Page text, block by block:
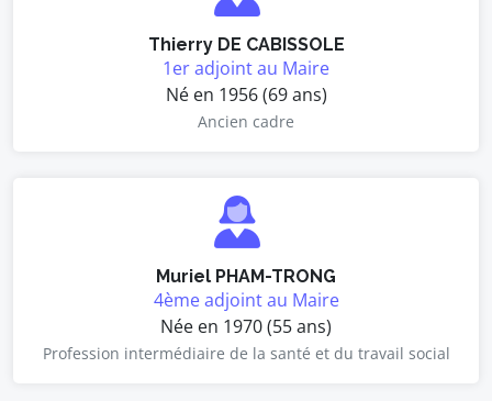
Thierry DE CABISSOLE
1er adjoint au Maire
Né en 1956 (69 ans)
Ancien cadre
Muriel PHAM-TRONG
4ème adjoint au Maire
Née en 1970 (55 ans)
Profession intermédiaire de la santé et du travail social